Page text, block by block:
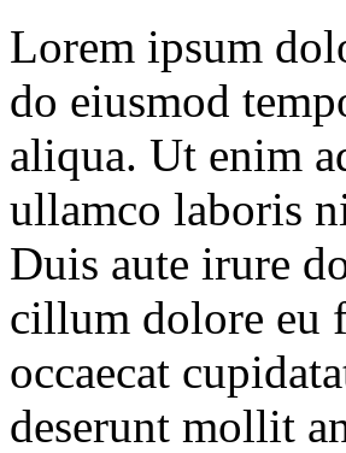
Lorem ipsum
do eiusmod
aliqua. Ut enim
ullamco laboris
Duis aute irure
cillum dolore eu
occaecat
deserunt mollit